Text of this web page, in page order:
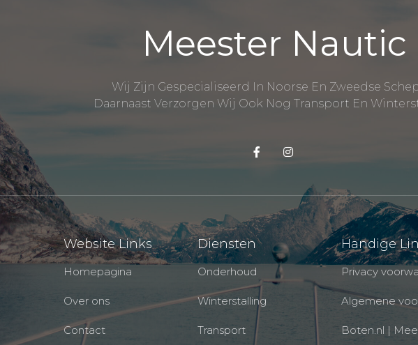
Meester Nautic
Wij Zijn Gespecialiseerd In Noorse En Zweedse
Daarnaast Verzorgen Wij Ook Nog Transport En
Website Links
Homepagina
Over ons
Contact
Diensten
Onderhoud
Winterstalling
Transport
Handige
Privacy
Algemene
Boten.nl |